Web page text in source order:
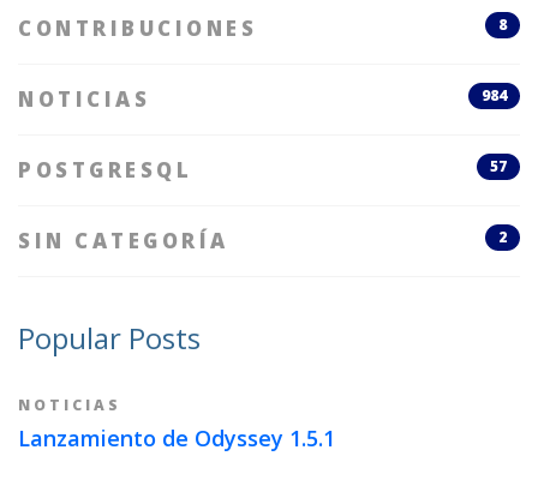
CONTRIBUCIONES 8
NOTICIAS 984
POSTGRESQL 57
SIN CATEGORÍA 2
Popular Posts
NOTICIAS
Lanzamiento de Odyssey 1.5.1